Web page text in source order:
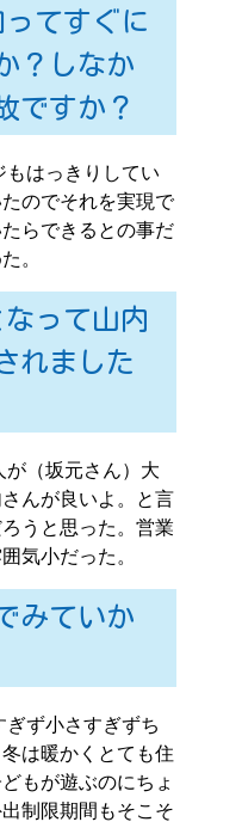
てすぐに
？しなか
ですか？
もはっきりしてい
のでそれを実現で
らできるとの事だ
。
って山内
れました
が（坂元さん）大
んが良いよ。と言
うと思った。営業
気小だった。
みていか
ぎず小さすぎずち
は暖かくとても住
もが遊ぶのにちょ
制限期間もそこそ